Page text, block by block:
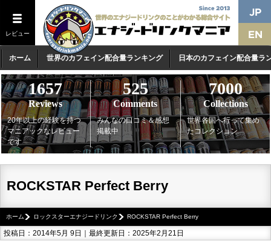
レビュー
ホーム 世界のカフェイン配合量ランキング 日本のカフェイン配合量ラ
1657
Reviews
20年以上の経験を持つ
マニアックなレビュー
です
525
Comments
みんなの口コミ＆感想
掲載中
7000
Collections
世界各国へ行って集め
たコレクション
ROCKSTAR Perfect Berry
ホーム ロックスターエナジードリンク ROCKSTAR Perfect Berry
投稿日：2014年5月 9日｜最終更新日：2025年2月21日